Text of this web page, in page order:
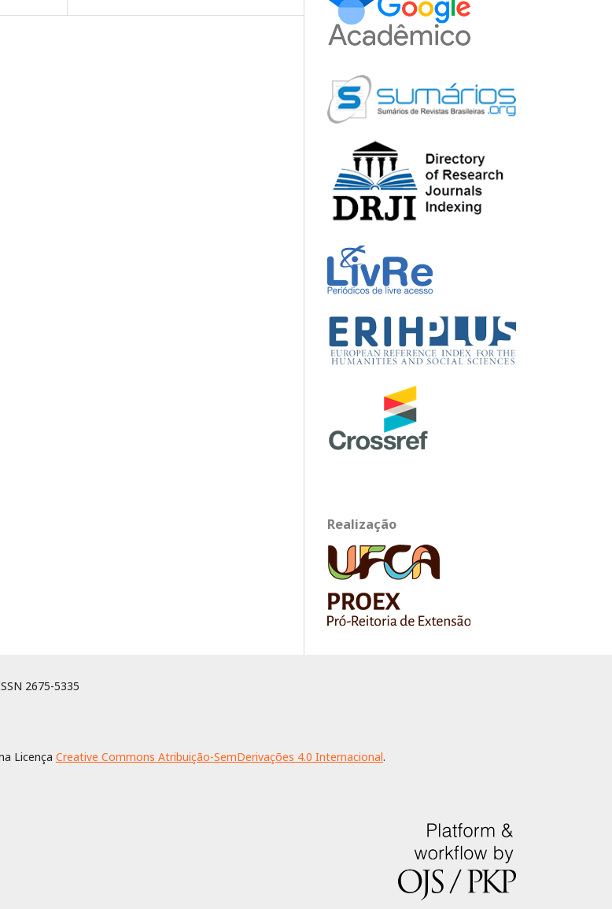
Realização
2675-5335
Licença Creative Commons Atribuição-SemDerivações 4.0 Internacional.